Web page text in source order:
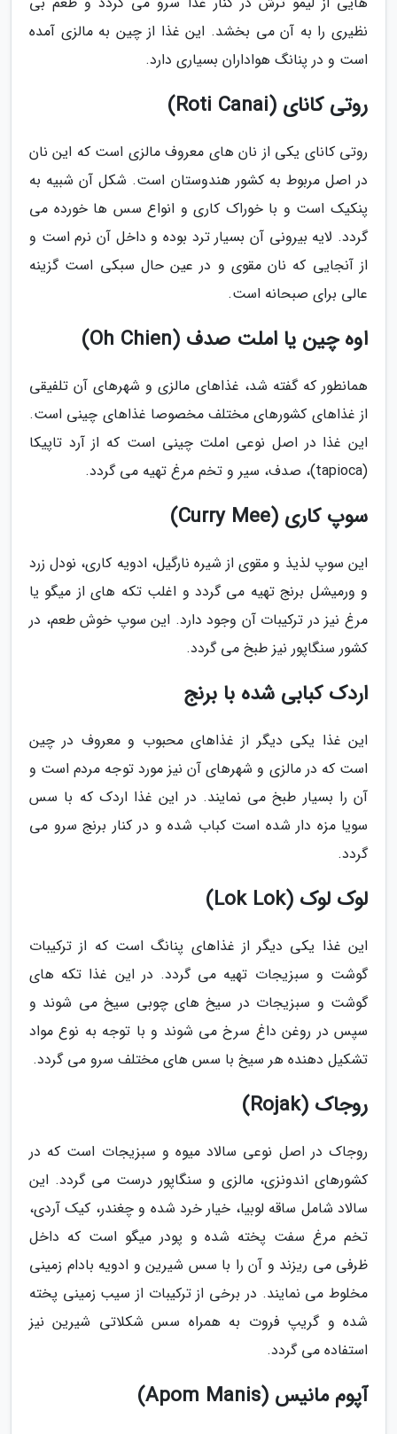
نظیری را به آن می بخشد. این غذا از چین به مالزی آمده
است و در پنانگ هواداران بسیاری دارد.
روتی کانای (Roti Canai)
روتی کانای یکی از نان های معروف مالزی است که این نان
در اصل مربوط به کشور هندوستان است. شکل آن شبیه به
پنکیک است و با خوراک کاری و انواع سس ها خورده می
گردد. لایه بیرونی آن بسیار ترد بوده و داخل آن نرم است و
از آنجایی که نان مقوی و در عین حال سبکی است گزینه
عالی برای صبحانه است.
اوه چین یا املت صدف (Oh Chien)
همانطور که گفته شد، غذاهای مالزی و شهرهای آن تلفیقی
از غذاهای کشورهای مختلف مخصوصا غذاهای چینی است.
این غذا در اصل نوعی املت چینی است که از آرد تاپیکا
(tapioca)، صدف، سیر و تخم مرغ تهیه می گردد.
سوپ کاری (Curry Mee)
این سوپ لذیذ و مقوی از شیره نارگیل، ادویه کاری، نودل زرد
و ورمیشل برنج تهیه می گردد و اغلب تکه های از میگو یا
مرغ نیز در ترکیبات آن وجود دارد. این سوپ خوش طعم، در
کشور سنگاپور نیز طبخ می گردد.
اردک کبابی شده با برنج
این غذا یکی دیگر از غذاهای محبوب و معروف در چین
است که در مالزی و شهرهای آن نیز مورد توجه مردم است و
آن را بسیار طبخ می نمایند. در این غذا اردک که با سس
سویا مزه دار شده است کباب شده و در کنار برنج سرو می
گردد.
لوک لوک (Lok Lok)
این غذا یکی دیگر از غذاهای پنانگ است که از ترکیبات
گوشت و سبزیجات تهیه می گردد. در این غذا تکه های
گوشت و سبزیجات در سیخ های چوبی سیخ می شوند و
سپس در روغن داغ سرخ می شوند و با توجه به نوع مواد
تشکیل دهنده هر سیخ با سس های مختلف سرو می گردد.
روجاک (Rojak)
روجاک در اصل نوعی سالاد میوه و سبزیجات است که در
کشورهای اندونزی، مالزی و سنگاپور درست می گردد. این
سالاد شامل ساقه لوبیا، خیار خرد شده و چغندر، کیک آردی،
تخم مرغ سفت پخته شده و پودر میگو است که داخل
ظرفی می ریزند و آن را با سس شیرین و ادویه بادام زمینی
مخلوط می نمایند. در برخی از ترکیبات از سیب زمینی پخته
شده و گریپ فروت به همراه سس شکلاتی شیرین نیز
استفاده می گردد.
آپوم مانیس (Apom Manis)